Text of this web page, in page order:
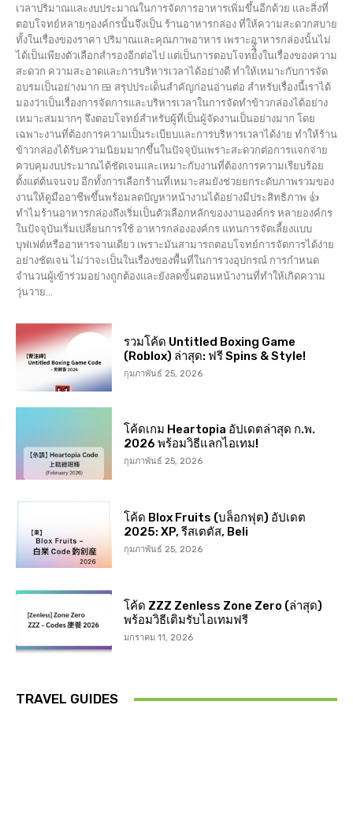
เวลาปริมาณและงบประมาณในการจัดการอาหารเพิ่มขึ้นอีกด้วย และสิ่งที่
ตอบโจทย์หลายๆองค์กรนั้นจึงเป็น ร้านอาหารกล่อง ที่ให้ความสะดวกสบาย
ทั้งในเรื่องของราคา ปริมาณและคุณภาพอาหาร เพราะอาหารกล่องนั้นไม่
ได้เป็นเพียงตัวเลือกสำรองอีกต่อไป แต่เป็นการตอบโจทย์ืั้งในเรื่องของความ
สะดวก ความสะอาดและการบริหารเวลาได้อย่างดี ทำให้เหมาะกับการจัด
อบรมเป็นอย่างมาก 🍱 สรุปประเด็นสำคัญก่อนอ่านต่อ สำหรับเรื่องนี้เราได้
มองว่าเป็นเรื่องการจัดการและบริหารเวลาในการจัดทำข้าวกล่องได้อย่าง
เหมาะสมมากๆ จึงตอบโจทย์สำหรับผู้ที่เป็นผู้จัดงานเป็นอย่างมาก โดย
เฉพาะงานที่ต้องการความเป็นระเบียบและการบริหารเวลาได้ง่าย ทำให้ร้าน
ข้าวกล่องได้รับความนิยมมากขึ้นในปัจจุบันเพราะสะดวกต่อการแจกจ่าย
ควบคุมงบประมาณได้ชัดเจนและเหมาะกับงานที่ต้องการความเรียบร้อย
ตั้งแต่ต้นจนจบ อีกทั้งการเลือกร้านที่เหมาะสมยังช่วยยกระดับภาพรวมของ
งานให้ดูมืออาชีพขึ้นพร้อมลดปัญหาหน้างานได้อย่างมีประสิทธิภาพ 👍
ทำไมร้านอาหารกล่องถึงเริ่มเป็นตัวเลือกหลักของงานองค์กร หลายองค์กร
ในปัจจุบันเริ่มเปลี่ยนการใช้ อาหารกล่ององค์กร แทนการจัดเลี้ยงแบบ
บุฟเฟต์หรืออาหารจานเดียว เพราะมันสามารถตอบโจทย์การจัดการได้ง่าย
อย่างชัดเจน ไม่ว่าจะเป็นในเรื่องของพื้นที่ในการวงอุปกรณ์ การกำหนด
จำนวนผู้เข้าร่วมอย่างถูกต้องและยังลดขั้นตอนหน้างานที่ทำให้เกิดความ
วุ่นวาย...
รวมโค้ด Untitled Boxing Game
(Roblox) ล่าสุด: ฟรี Spins & Style!
กุมภาพันธ์ 25, 2026
โค้ดเกม Heartopia อัปเดตล่าสุด ก.พ.
2026 พร้อมวิธีแลกไอเทม!
กุมภาพันธ์ 25, 2026
โค้ด Blox Fruits (บล็อกฟุต) อัปเดต
2025: XP, รีสเตตัส, Beli
กุมภาพันธ์ 25, 2026
โค้ด ZZZ Zenless Zone Zero (ล่าสุด)
พร้อมวิธีเติมรับไอเทมฟรี
มกราคม 11, 2026
TRAVEL GUIDES